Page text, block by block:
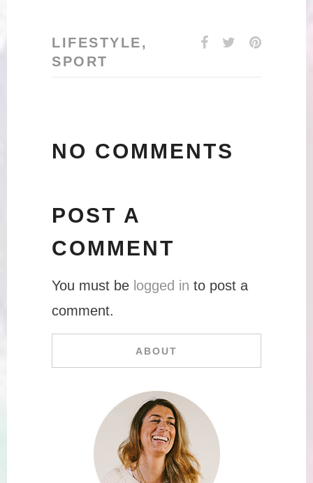
LIFESTYLE,
SPORT
NO COMMENTS
POST A
COMMENT
You must be logged in to post a
comment.
ABOUT